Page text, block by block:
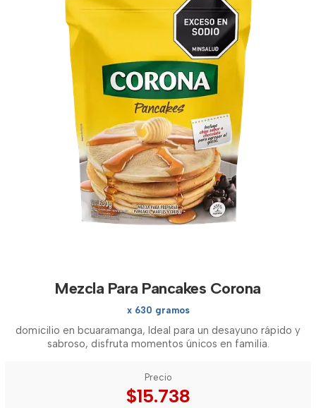
Mezcla Para Pancakes Corona
x 630 gramos
domicilio en bcuaramanga, Ideal para un desayuno rápido y
sabroso, disfruta momentos únicos en familia.
Precio
$15.738